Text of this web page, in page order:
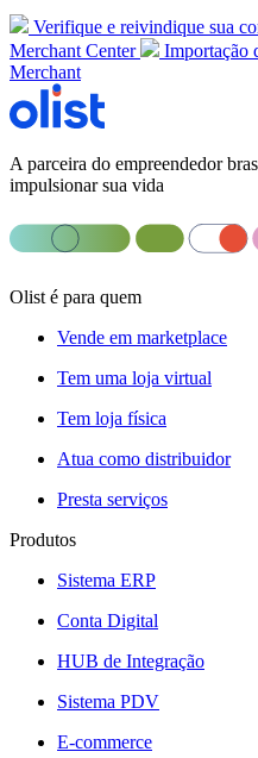
Verifique e reivindique sua
Merchant Center
Importação
Merchant
A parceira do empreendedor
impulsionar sua vida
Olist é para quem
Vende em marketplace
Tem uma loja virtual
Tem loja física
Atua como distribuidor
Presta serviços
Produtos
Sistema ERP
Conta Digital
HUB de Integração
Sistema PDV
E-commerce